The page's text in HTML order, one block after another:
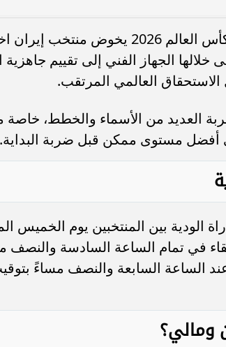
ضمن استعداداته للمشاركة في نهائيات كأس العالم
الجهاز الفني إلى تقييم جاهزية
الاستحقاق العالمي المرتقب.
العديد من الأسماء والخطط،
مستوى ممكن قبل ضربة البداية.
في تمام الساعة السادسة والنصف
الساعة السابعة والنصف مساءً
ومالي؟